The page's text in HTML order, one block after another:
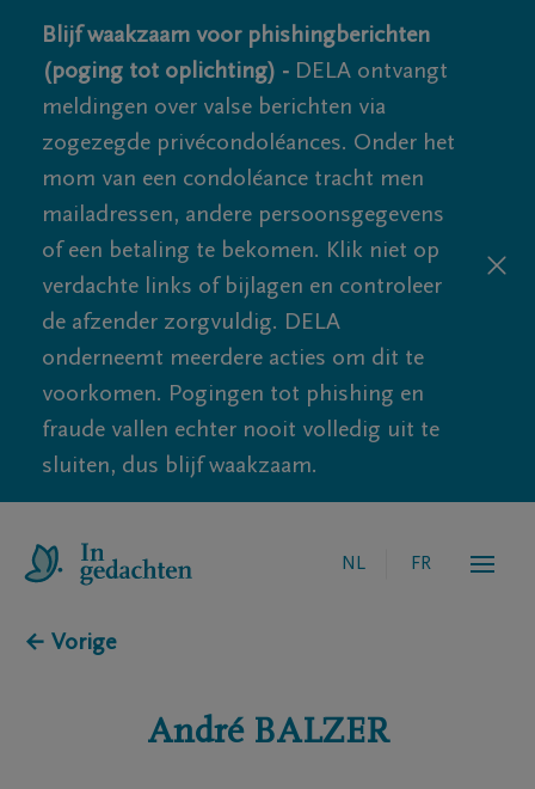
Blijf waakzaam voor phishingberichten
(poging tot oplichting) - DELA ontvangt
meldingen over valse berichten via
zogezegde privécondoléances. Onder het
mom van een condoléance tracht men
mailadressen, andere persoonsgegevens
of een betaling te bekomen. Klik niet op
verdachte links of bijlagen en controleer
de afzender zorgvuldig. DELA
onderneemt meerdere acties om dit te
voorkomen. Pogingen tot phishing en
fraude vallen echter nooit volledig uit te
sluiten, dus blijf waakzaam.
NL FR
← Vorige
André BALZER